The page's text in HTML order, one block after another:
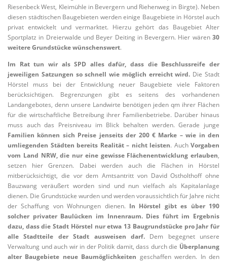
Riesenbeck West, Kleimühle in Bevergern und Riehenweg in Birgte). Neben
diesen städtischen Baugebieten werden einige Baugebiete in Hörstel auch
privat entwickelt und vermarktet. Hierzu gehört das Baugebiet Alter
Sportplatz in Dreierwalde und Beyer Deiting in Bevergern. Hier wären 30
weitere Grundstücke wünschenswert.
Im Rat tun wir als SPD alles dafür, dass die Beschlussreife der
jeweiligen Satzungen so schnell wie möglich erreicht wird. Die Stadt
Hörstel muss bei der Entwicklung neuer Baugebiete viele Faktoren
berücksichtigen. Begrenzungen gibt es seitens des vorhandenen
Landangebotes, denn unsere Landwirte benötigen jeden qm ihrer Flächen
für die wirtschaftliche Betreibung ihrer Familienbetriebe. Darüber hinaus
muss auch das Preisniveau im Blick behalten werden. Gerade junge
Familien können sich Preise jenseits der 200 € Marke – wie in den
umliegenden Städten bereits Realität – nicht leisten. Auch Vorgaben
vom Land NRW, die nur eine gewisse Flächenentwicklung erlauben,
setzen hier Grenzen. Dabei werden auch die Flächen in Hörstel
mitberücksichtigt, die vor dem Amtsantritt von David Ostholthoff ohne
Bauzwang veräußert worden sind und nun vielfach als Kapitalanlage
dienen. Die Grundstücke wurden und werden voraussichtlich für Jahre nicht
der Schaffung von Wohnungen dienen. In Hörstel gibt es über 190
solcher privater Baulücken im Innenraum. Dies führt im Ergebnis
dazu, dass die Stadt Hörstel nur etwa 13 Baugrundstücke pro Jahr für
alle Stadtteile der Stadt ausweisen darf.Dem begegnet unsere
Verwaltung und auch wir in der Politik damit, dass durch die Überplanung
alter Baugebiete neue Baumöglichkeiten geschaffen werden. In den